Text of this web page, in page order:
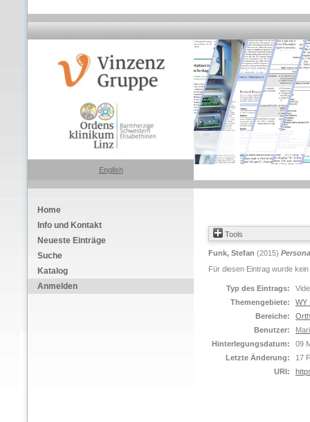
English
Home
Info und Kontakt
Neueste Einträge
Suche
Katalog
Anmelden
Tools
Funk, Stefan (2015)
Für diesen Eintrag wurde
Typ des Eintrags:
Themengebiete:
WY
Bereiche:
Benutzer:
Hinterlegungsdatum:
09
Letzte Änderung:
17
URI: